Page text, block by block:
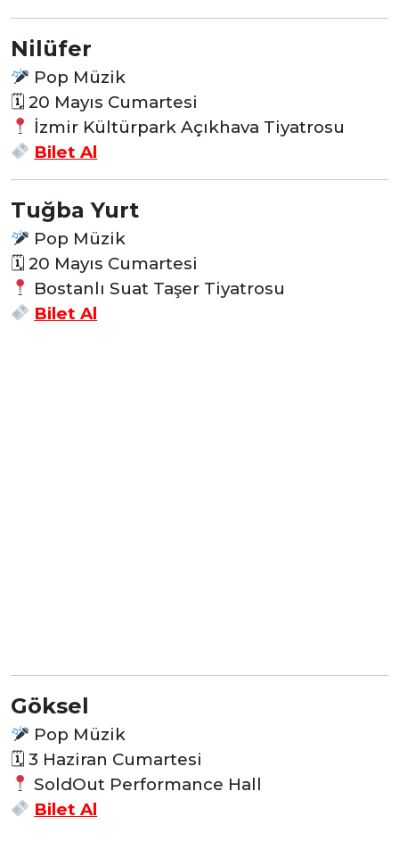
Nilüfer
Pop Müzik
🗓 20 Mayıs Cumartesi
İzmir Kültürpark Açıkhava Tiyatrosu
Bilet Al
Tuğba Yurt
Pop Müzik
🗓 20 Mayıs Cumartesi
Bostanlı Suat Taşer Tiyatrosu
Bilet Al
Göksel
Pop Müzik
🗓 3 Haziran Cumartesi
SoldOut Performance Hall
Bilet Al